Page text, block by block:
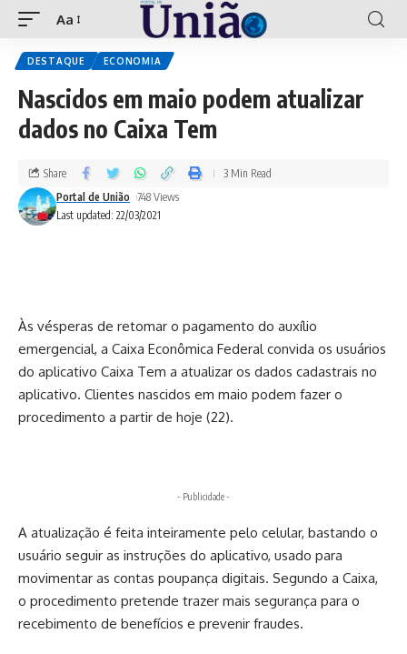
Aa
DESTAQUE ECONOMIA
Nascidos em maio podem atualizar
dados no Caixa Tem
Last updated: 22/03/2021
Portal de União 748 Views
Share 3 Min Read
Às vésperas de retomar o pagamento do auxílio
emergencial, a Caixa Econômica Federal convida os usuários
do aplicativo Caixa Tem a atualizar os dados cadastrais no
aplicativo. Clientes nascidos em maio podem fazer o
procedimento a partir de hoje (22).
- Publicidade -
A atualização é feita inteiramente pelo celular, bastando o
usuário seguir as instruções do aplicativo, usado para
movimentar as contas poupança digitais. Segundo a Caixa,
o procedimento pretende trazer mais segurança para o
recebimento de benefícios e prevenir fraudes.